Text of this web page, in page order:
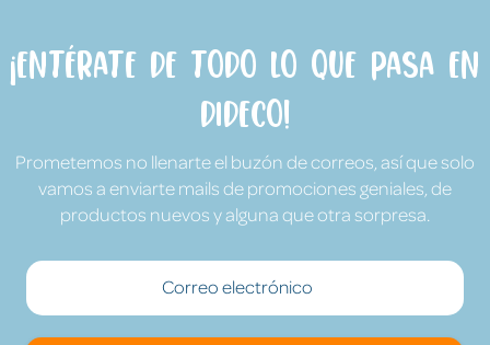
¡Entérate de todo lo que pasa en
Dideco!
Prometemos no llenarte el buzón de correos, así que solo
vamos a enviarte mails de promociones geniales, de
productos nuevos y alguna que otra sorpresa.